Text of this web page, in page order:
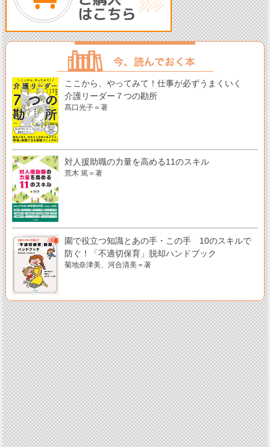
ここから、やってみて！仕事が必ずうまくいく
介護リーダー７つの勘所
髙口光子＝著
対人援助職の力量を高める11のスキル
荒木 篤＝著
園で役立つ知識とあの手・この手 10のスキルで
防ぐ！「不適切保育」脱却ハンドブック
菊地奈津美、河合清美＝著